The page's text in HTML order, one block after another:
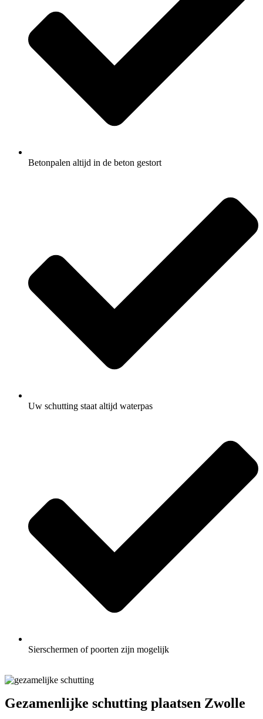
Betonpalen altijd in de beton gestort
Uw schutting staat altijd waterpas
Sierschermen of poorten zijn mogelijk
Gezamenlijke schutting plaatsen Zwolle